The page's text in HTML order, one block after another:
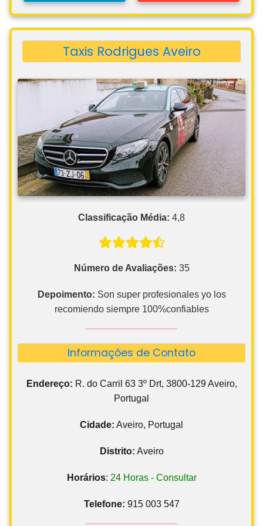
Taxis Rodrigues Aveiro
Classificação Média: 4,8
Número de Avaliações: 35
Depoimento: Son super profesionales yo los
recomiendo siempre 100%confiables
Informações de Contato
Endereço: R. do Carril 63 3º Drt, 3800-129 Aveiro,
Portugal
Cidade: Aveiro, Portugal
Distrito: Aveiro
Horários: 24 Horas - Consultar
Telefone: 915 003 547